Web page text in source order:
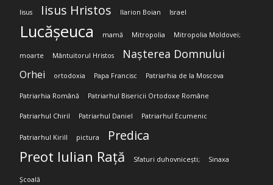
Iisus Iisus Hristos Ilarion Boian Israel
Lucășeuca mamă Mitropolia Mitropolia Moldovei;
moarte Mântuitorul Hristos Nașterea Domnului
Orhei ortodoxia Papa Francisc Patriarhia de la Moscova
Patriarhia Română Patriarhul Bisericii Ortodoxe Române
Patriarhul Chiril Patriarhul Daniel Patriarhul Ecumenic
Patriarhul Kirill pictura Predica
Preot Iulian Rață Sfaturi duhovnicești; Sinaxa
Școală